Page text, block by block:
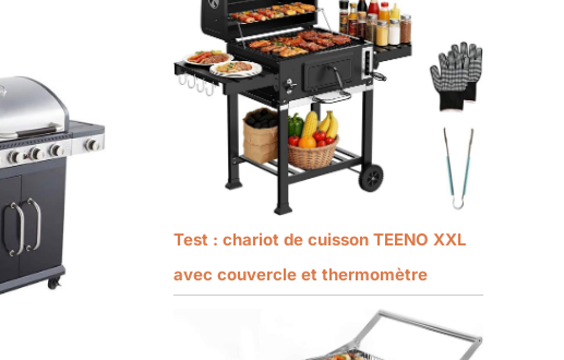
Test : chariot de cuisson TEENO XXL
avec couvercle et thermomètre